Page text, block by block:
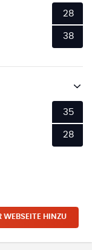
28
38
35
28
WEBSEITE HINZU